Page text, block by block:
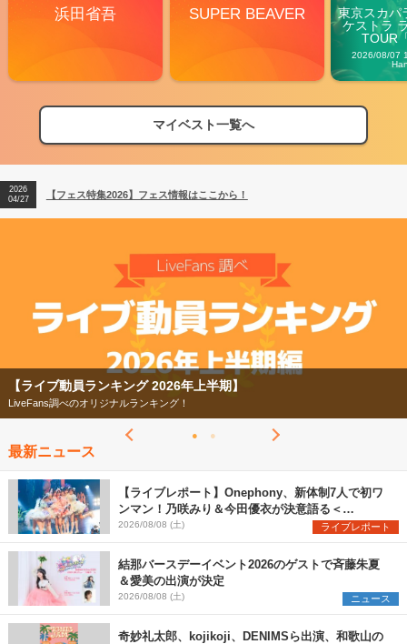
浜田省吾 SUPER BEAVER
東京スカパ
ケストラ
TOUR
2026/08/07
マイベスト一覧へ
【フェス特集2026】フェス情報はここから！
【ライブ動員ランキング】2026年上半期編発表！
2026
04/27
【フェス特集2026】フェス情報はここから！
2026
【ライブ動員ランキング 2026年上半期】
LiveFans調べのオリジナルランキング！
最新ニュース
【ライブレポート】Onephony、新体制7人で初ワ
ンマン！乃咲みり＆今田優衣が決意語る＜
Onephony新体制1st Oneman Live はじまりの夏
＞
2026/08/08 (土) ライブレポート
結那バースデーイベント2026のゲストで斉藤朱夏
＆愛美の出演が決定
2026/08/08 (土) ニュース
奇妙礼太郎、kojikoji、DENIMSら出演、和歌山の